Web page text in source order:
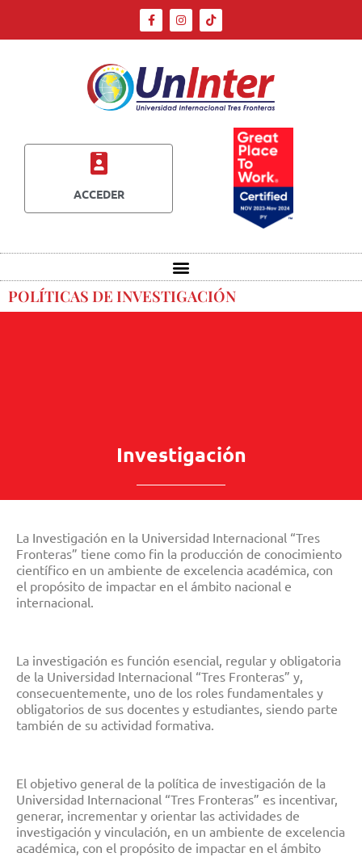
ACCEDER
POLÍTICAS DE INVESTIGACIÓN
Investigación
La Investigación en la Universidad Internacional “Tres
Fronteras” tiene como fin la producción de conocimiento
científico en un ambiente de excelencia académica, con
el propósito de impactar en el ámbito nacional e
internacional.
La investigación es función esencial, regular y obligatoria
de la Universidad Internacional “Tres Fronteras” y,
consecuentemente, uno de los roles fundamentales y
obligatorios de sus docentes y estudiantes, siendo parte
también de su actividad formativa.
El objetivo general de la política de investigación de la
Universidad Internacional “Tres Fronteras” es incentivar,
generar, incrementar y orientar las actividades de
investigación y vinculación, en un ambiente de excelencia
académica, con el propósito de impactar en el ámbito